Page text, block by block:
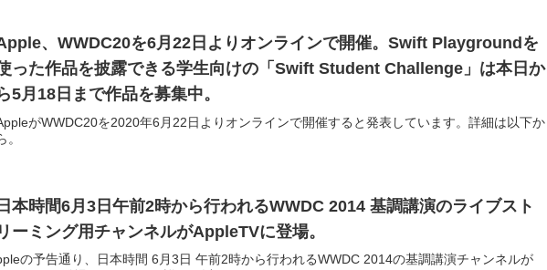
、WWDC20を6月22日よりオンラインで開催。Swift Playgroundを
った作品を披露できる学生向けの「Swift Student Challenge」は本日か
5月18日まで作品を募集中。
がWWDC20を2020年6月22日よりオンラインで開催すると発表しています。詳細は以下か
。
日本時間6月3日午前2時から行われるWWDC 2014 基調講演のライブスト
リーミング用チャンネルがAppleTVに登場。
の予告通り、日本時間 6月3日 午前2時から行われるWWDC 2014の基調講演チャンネルが